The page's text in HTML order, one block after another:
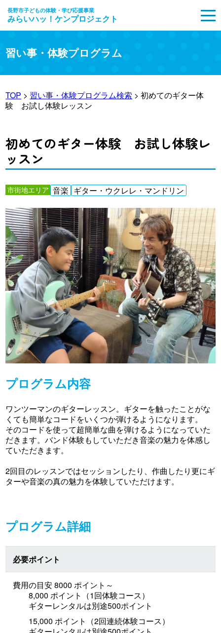
長野市子どもの体験・学び応援事業
みらいハッ！ケンプロジェクト
習い事・体験プログラム
TOP > 習い事・体験プログラム検索 > 初めてのギター体
験 お試し体験レッスン
初めてのギター体験 お試し体験レ
ッスン
市街地エリア 音楽 ギター・ウクレレ・マンドリン
プログラム内容
ワンツーマンのギターレッスン。ギターを触ったことがな
くても簡単なコードをいくつか弾けるようになります。
そのコードを使って超簡単な曲を弾けるようになっていた
だきます。バンド体験もしていただき音楽の魅力を体感し
ていただきます。
2回目のレッスンではセッションしたり、作曲したり更にギ
ターや音楽の真の魅力を体験していただけます。
プログラム詳細
必要ポイント
費用の目安 8000 ポイント～
8,000 ポイント（1回体験コース）
ギターレンタルは別途500ポイント
15,000 ポイント（2回連続体験コース）